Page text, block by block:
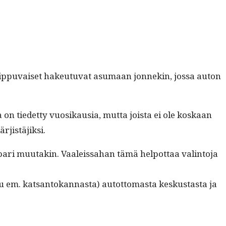
hakeu­tu­vat asumaan jon­nekin, jos­sa auton
tiedet­ty vuosikau­sia, mut­ta joista ei ole koskaan
muu­takin. Vaaleis­sa­han tämä helpot­taa val­in­to­ja
kat­san­tokan­nas­ta) autot­tomas­ta keskus­tas­ta ja